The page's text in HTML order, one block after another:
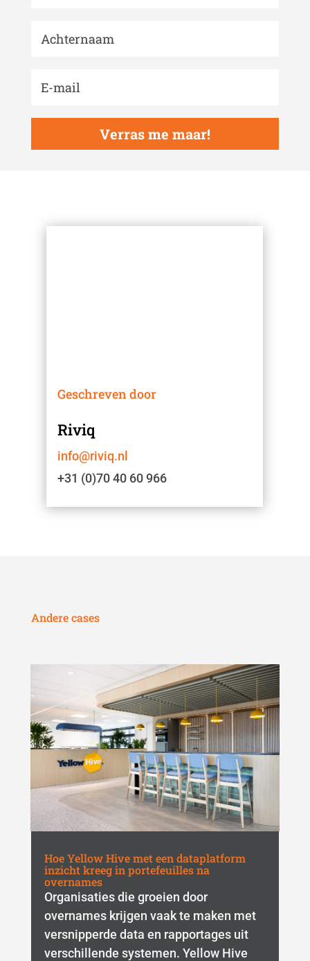
Verras me maar!
Geschreven door
Riviq
info@riviq.nl
+31 (0)70 40 60 966
Andere cases
Hoe Yellow Hive met een dataplatform
inzicht kreeg in portefeuilles na
overnames
Organisaties die groeien door
overnames krijgen vaak te maken met
versnipperde data en rapportages uit
verschillende systemen. Yellow Hive